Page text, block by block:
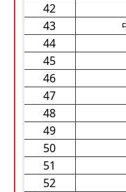
42
43
44
45
46
47
48
49
50
51
52